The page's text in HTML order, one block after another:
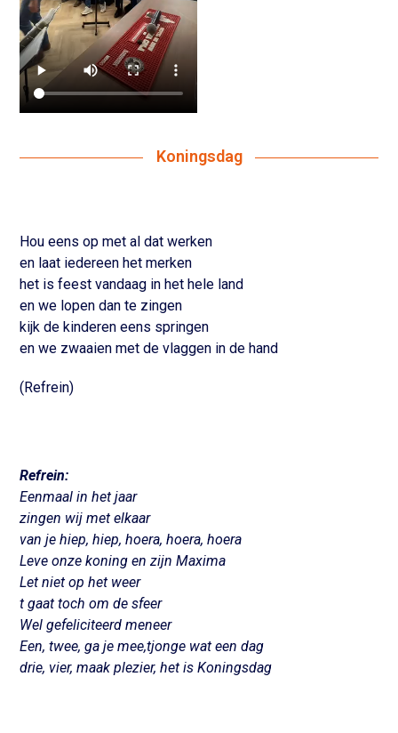
Koningsdag
Hou eens op met al dat werken
en laat iedereen het merken
het is feest vandaag in het hele land
en we lopen dan te zingen
kijk de kinderen eens springen
en we zwaaien met de vlaggen in de hand
(Refrein)
Refrein:
Eenmaal in het jaar
zingen wij met elkaar
van je hiep, hiep, hoera, hoera, hoera
Leve onze koning en zijn Maxima
Let niet op het weer
t gaat toch om de sfeer
Wel gefeliciteerd meneer
Een, twee, ga je mee,tjonge wat een dag
drie, vier, maak plezier, het is Koningsdag